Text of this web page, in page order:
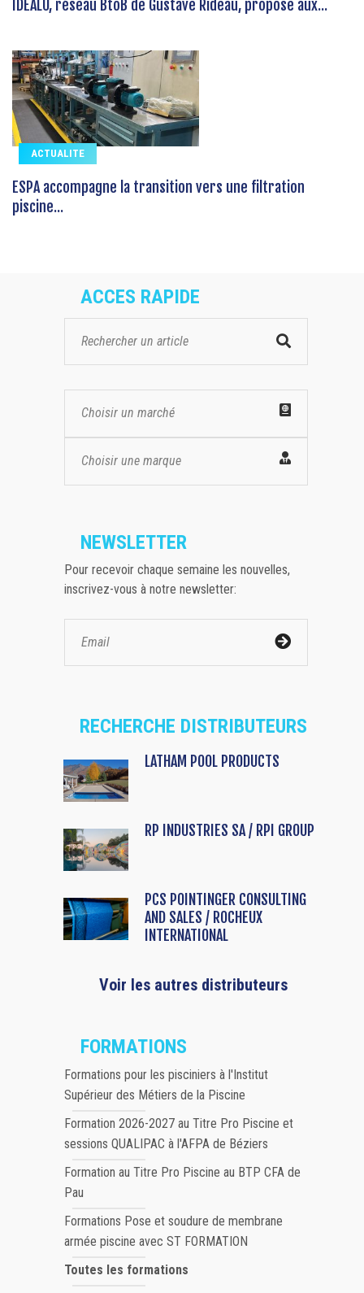
IDÉALU, réseau BtoB de Gustave Rideau, propose aux...
ACTUALITE
ESPA accompagne la transition vers une filtration
piscine...
ACCES RAPIDE
Choisir un marché
Choisir une marque
NEWSLETTER
Pour recevoir chaque semaine les nouvelles,
inscrivez-vous à notre newsletter:
RECHERCHE DISTRIBUTEURS
LATHAM POOL PRODUCTS
RP INDUSTRIES SA / RPI GROUP
PCS POINTINGER CONSULTING
AND SALES / ROCHEUX
INTERNATIONAL
Voir les autres distributeurs
FORMATIONS
Formations pour les pisciniers à l'Institut
Supérieur des Métiers de la Piscine
Formation 2026-2027 au Titre Pro Piscine et
sessions QUALIPAC à l'AFPA de Béziers
Formation au Titre Pro Piscine au BTP CFA de
Pau
Formations Pose et soudure de membrane
armée piscine avec ST FORMATION
Toutes les formations